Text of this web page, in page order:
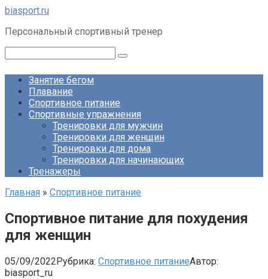
Перейти
контенту
biasport.ru
Персональный спортивный тренер
Занятие бегом
Плавание
Спортивное питание
Спортивные упражнения
Тренировки для мужчин
Тренировки для женщин
Тренировки для дома
Тренировки для начинающих
Тренажеры
Главная » Спортивное питание
Спортивное питание для похудения
для женщин
05/09/2022Рубрика: Спортивное питаниеАвтор:
biasport_ru